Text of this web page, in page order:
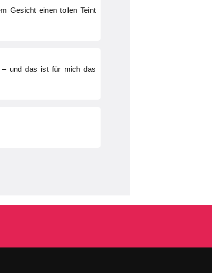
Gesicht einen tollen Teint
– und das ist für mich das